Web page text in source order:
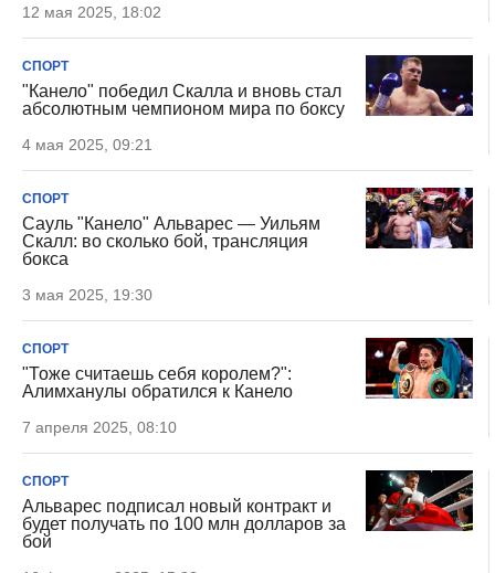
12 мая 2025, 18:02
СПОРТ
"Канело" победил Скалла и вновь стал
абсолютным чемпионом мира по боксу
4 мая 2025, 09:21
СПОРТ
Сауль "Канело" Альварес — Уильям
Скалл: во сколько бой, трансляция
бокса
3 мая 2025, 19:30
СПОРТ
"Тоже считаешь себя королем?":
Алимханулы обратился к Канело
7 апреля 2025, 08:10
СПОРТ
Альварес подписал новый контракт и
будет получать по 100 млн долларов за
бой